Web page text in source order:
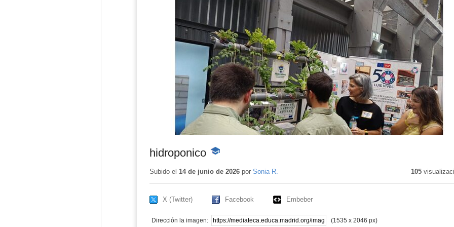
hidroponico -
educativo
Subido el 14 de junio de 2026por Sonia R. 105
X (Twitter) Facebook Embeber
Dirección la imagen: (1535 x 2046 px)